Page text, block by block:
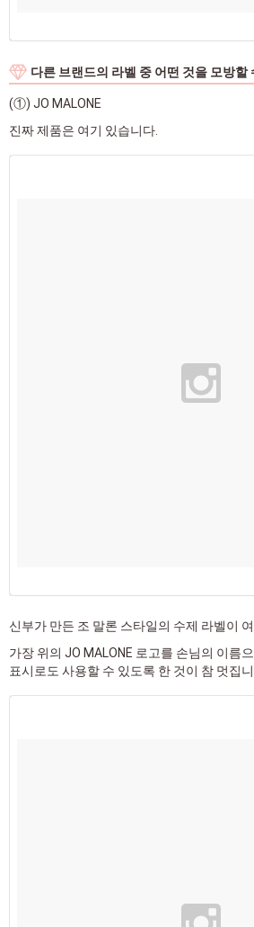
다른 브랜드의 라벨 중 어떤 것을 모방할
(①) JO MALONE
진짜 제품은 여기 있습니다.
신부가 만든 조 말론 스타일의 수제 라벨이
가장 위의 JO MALONE 로고를 손님의 이름
표시로도 사용할 수 있도록 한 것이 참 멋집니